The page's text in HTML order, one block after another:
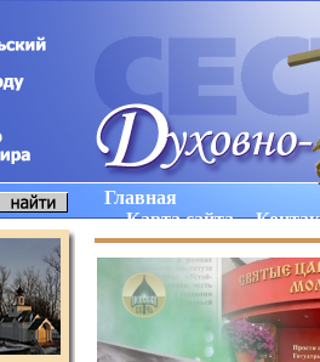
Главная
Карта сайта